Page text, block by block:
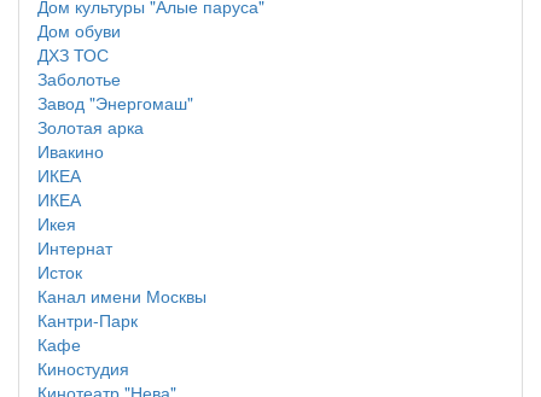
Дом культуры "Алые паруса"
Дом обуви
ДХЗ ТОС
Заболотье
Завод "Энергомаш"
Золотая арка
Ивакино
ИКЕА
ИКЕА
Икея
Интернат
Исток
Канал имени Москвы
Кантри-Парк
Кафе
Киностудия
Кинотеатр "Нева"